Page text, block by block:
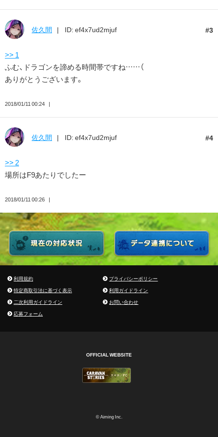
3
佐久間 ID: ef4x7ud2mjuf
>> 1
ふむ、ドラゴンを諦める時間帯ですね……（
ありがとうございます。
2018/01/11 00:24
4
佐久間 ID: ef4x7ud2mjuf
>> 2
場所はF9あたりでしたー
2018/01/11 00:26
利用規約
プライバシーポリシー
特定商取引法に基づく表示
利用ガイドライン
二次利用ガイドライン
お問い合わせ
応募フォーム
OFFICIAL WEBSITE
© Aiming Inc.